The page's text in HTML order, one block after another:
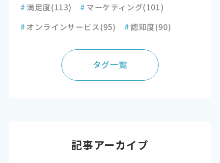
#満足度(113) # マーケティング(101)
# オンラインサービス(95) #認知度(90)
タグ一覧
記事アーカイブ